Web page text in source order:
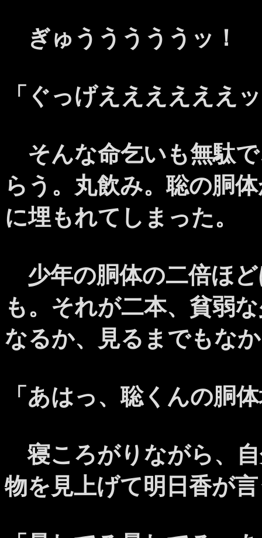
ぎゅうううううッ！
「ぐっげええええええ
そんな命乞いも無駄
らう。丸飲み。聡の胴
に埋もれてしまった。
少年の胴体の二倍ほ
も。それが二本、貧弱
なるか、見るまでもな
「あはっ、聡くんの胴
寝ころがりながら、
物を見上げて明日香が